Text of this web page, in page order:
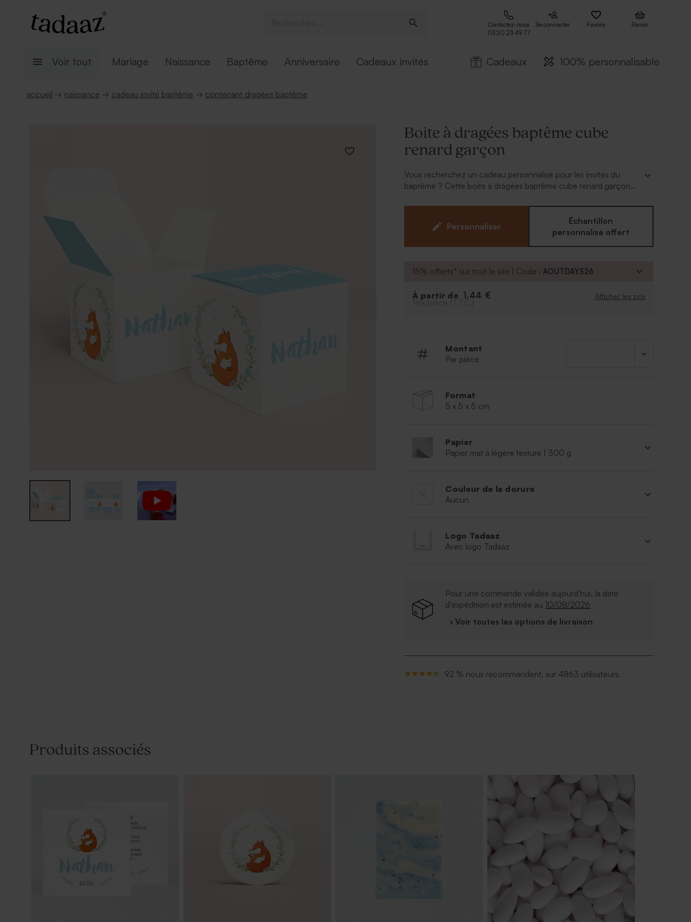
Contactez-nous
03 20 23 49 77
Se connecter Favoris Panier
Voir tout Mariage Naissance Baptême Anniversaire Cadeaux invités Cadeaux 100% personnalisable
accueil → naissance → cadeau invité baptême → contenant dragées baptême
Boite à dragées baptême cube
renard garçon
Vous recherchez un cadeau personnalisé pour les invités du
baptême ? Cette boite à dragées baptême cube renard garçon
baptême elle sera totalement sur le thème de votre décoration.
Le pliage de la boite s'effectue en quelques secondes, il ne vous
restera plus qu'à insérer de douces friandises.
Personnaliser
Échantillon
personnalisé offert
15% offerts* sur tout le site | Code :AOUTDAYS26
À partir de 1,44 € Afficher les prix
Prix/pièce (T.T.C.)
Montant
Par pièce
Format
5 x 5 x 5 cm
Papier
Papier mat à légère texture | 300 g
Couleur de la dorure
Aucun
Logo Tadaaz
Avec logo Tadaaz
Pour une commande validée aujourd'hui, la date
d'expédition est estimée au 10/08/2026
› Voir toutes les options de livraison
92 % nous recommandent, sur 4863 utilisateurs.
Produits associés